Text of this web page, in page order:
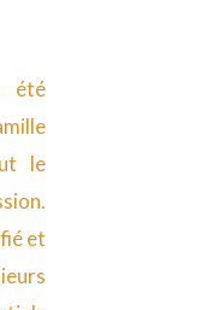
été
le
et